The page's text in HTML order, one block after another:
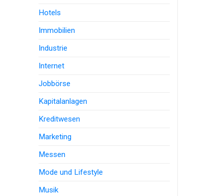
Hotels
Immobilien
Industrie
Internet
Jobbörse
Kapitalanlagen
Kreditwesen
Marketing
Messen
Mode und Lifestyle
Musik